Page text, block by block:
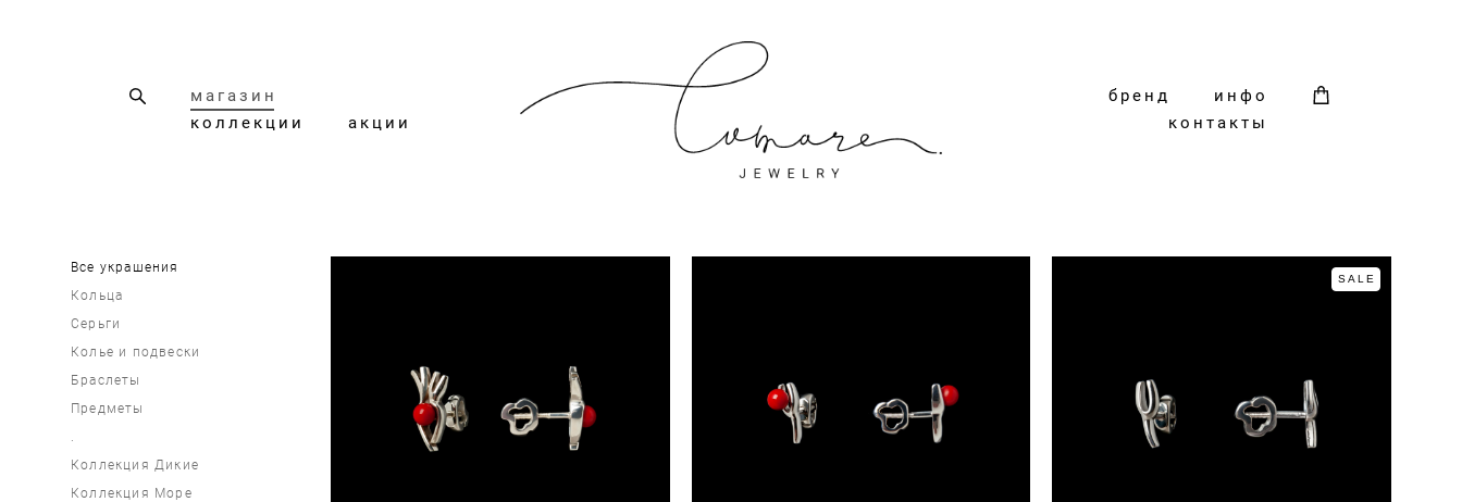
магазин
коллекции
акции
бренд
инфо
контакты
Все украшения
Кольца
Серьги
Колье и подвески
Браслеты
Предметы
Коллекция Дикие
Коллекция Море
SALE